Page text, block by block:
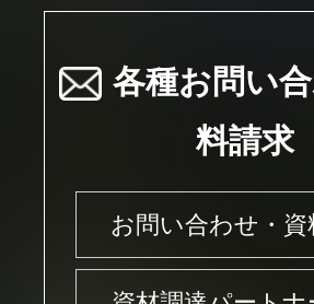
各種お問い
料請求
お問い合わせ・資